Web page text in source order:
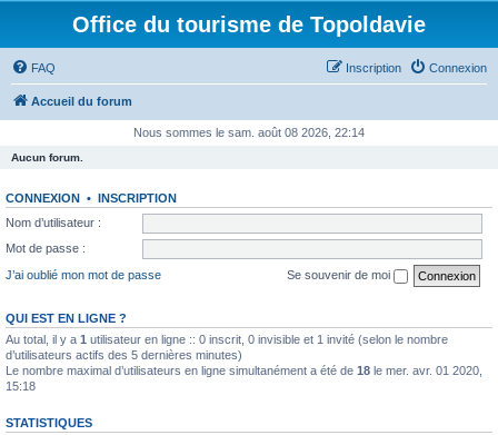
Office du tourisme de Topoldavie
FAQ Connexion
Inscription
Accueil du forum
Nous sommes le sam. août 08 2026, 22:14
Aucun forum.
CONNEXION • INSCRIPTION
Nom d’utilisateur :
Mot de passe :
J’ai oublié mon mot de passe
Se souvenir de moi
QUI EST EN LIGNE ?
Au total, il y a 1 utilisateur en ligne :: 0 inscrit, 0 invisible et 1 invité (selon le nombre
d’utilisateurs actifs des 5 dernières minutes)
Le nombre maximal d’utilisateurs en ligne simultanément a été de 18 le mer. avr. 01 2020,
15:18
STATISTIQUES